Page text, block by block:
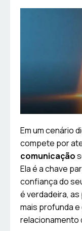
Em um cenário
compete por
comunicação
Ela é a chave
confiança do
é verdadeira,
mais profunda e
relacionamento